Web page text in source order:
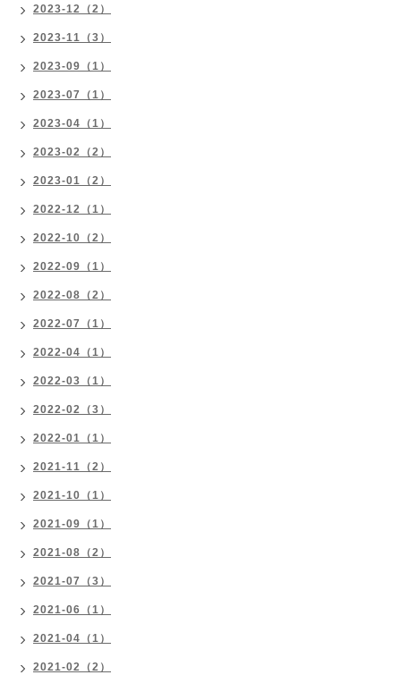
2023-12（2）
2023-11（3）
2023-09（1）
2023-07（1）
2023-04（1）
2023-02（2）
2023-01（2）
2022-12（1）
2022-10（2）
2022-09（1）
2022-08（2）
2022-07（1）
2022-04（1）
2022-03（1）
2022-02（3）
2022-01（1）
2021-11（2）
2021-10（1）
2021-09（1）
2021-08（2）
2021-07（3）
2021-06（1）
2021-04（1）
2021-02（2）